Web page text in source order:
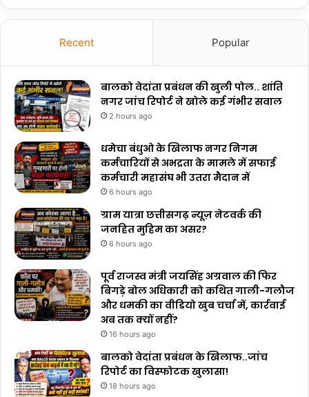
Recent Popular
बालको वेदांता प्रबंधन की खुली पोल.. शांति
नगर जांच रिपोर्ट ने खोले कई गंभीर सवाल
2 hours ago
धमेचा बंधुओ के खिलाफ नगर निगम
कर्मचारियों से अभद्रता के मामले में सफाई
कर्मचारी महासंघ भी उतरा मैदान में
6 hours ago
ग्राम यात्रा छत्तीसगढ़ न्यूज़ नेटवर्क की
जनहित मुहिम का असर?
6 hours ago
पूर्व राजस्व मंत्री जयसिंह अग्रवाल की फिर
बिगड़े बोल अधिकारी को कथित गाली-गलौज
और धमकी का वीडियो खुब चर्चा में, कार्रवाई
अब तक क्यों नहीं?
16 hours ago
बालको वेदांता प्रबंधन के खिलाफ..जांच
रिपोर्ट का विस्फोटक खुलासा!
18 hours ago